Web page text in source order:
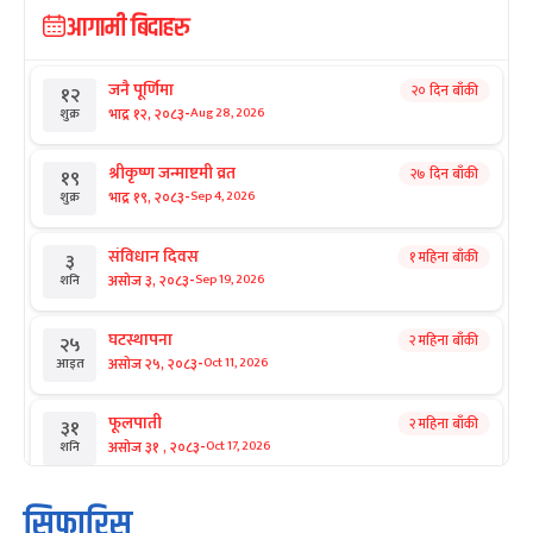
आगामी बिदाहरु
१२
शुक्र
जनै पूर्णिमा
भाद्र १२, २०८३-Aug 28, 2026
२० दिन बाँकी
१९
शुक्र
श्रीकृष्ण जन्माष्टमी व्रत
भाद्र १९, २०८३-Sep 4, 2026
२७ दिन बाँकी
३
शनि
संविधान दिवस
असोज ३, २०८३-Sep 19, 2026
१ महिना बाँकी
२५
आइत
घटस्थापना
असोज २५, २०८३-Oct 11, 2026
२ महिना बाँकी
३१
शनि
फूलपाती
असोज ३१ , २०८३-Oct 17, 2026
२ महिना बाँकी
१ कार्तिक सङ्क्रान्ति